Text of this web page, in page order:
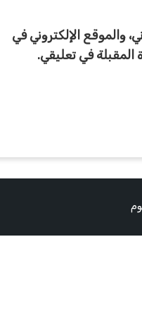
الإلكتروني في
في تعليقي.